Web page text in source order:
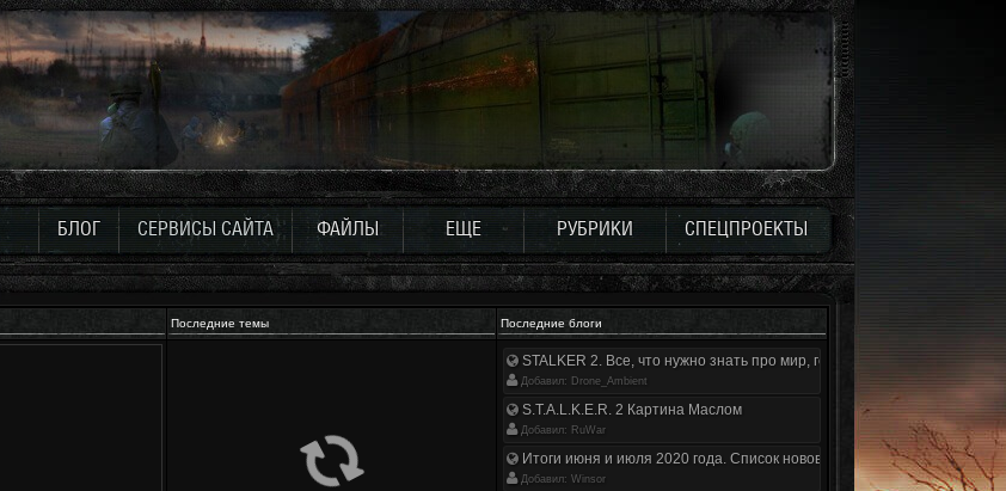
БЛОГ СЕРВИСЫ САЙТА ФАЙЛЫ ЕЩЕ РУБРИКИ СПЕЦПРОЕКТЫ
Последние темы Последние блоги
STALKER 2. Все, что нужно знать про мир, геймплей и сюжет | Разбор
Добавил: Drone_Ambient
S.T.A.L.K.E.R. 2 Картина Маслом
Добавил: RuWar
Итоги июня и июля 2020 года. Список нововведений
Добавил: Winsor